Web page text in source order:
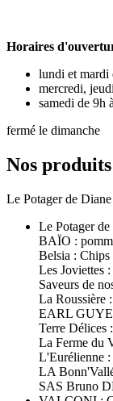
Horaires
lundi et mardi
mercredi,
samedi de 9h
fermé le dimanche
Nos
Le Potager de
Le Potager
BAÏO :
Belsia : Chips
Les Joviettes
Saveurs de
La Roussière
EARL
Terre Délices
La Ferme du
L'Eurélienne :
LA
SAS Bruno